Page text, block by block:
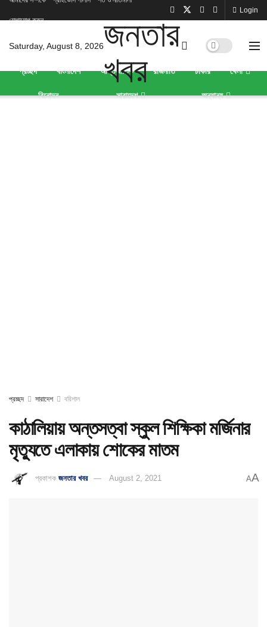
যোগাযোগ করুন
Login
Saturday, August 8, 2026
প্রচ্ছদ বাংলাদেশ আন্তর্জাতিক রাজনীতি চাকরি খেলা
বিনোদন সারাদেশ অন্যান্য
প্রচ্ছদ সারাদেশ বরিশাল
কাঠালিয়ায় অন্তসত্বা স্কুল শিক্ষিকা মর্জিনার
মৃত্যুতে এলাকায় শোকের মাতম
প্রকাশক জনতার খবর August 2, 2021 AA